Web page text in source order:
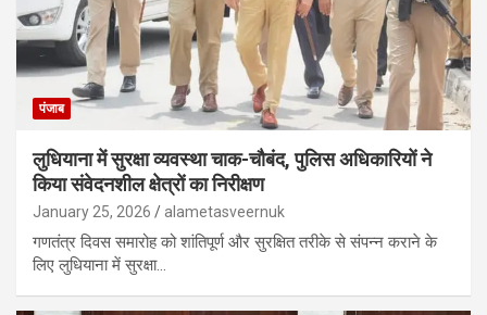
पंजाब
लुधियाना में सुरक्षा व्यवस्था चाक-चौबंद, पुलिस अधिकारियों ने
किया संवेदनशील क्षेत्रों का निरीक्षण
January 25, 2026 alametasveernuk
गणतंत्र दिवस समारोह को शांतिपूर्ण और सुरक्षित तरीके से संपन्न कराने के
लिए लुधियाना में सुरक्षा…